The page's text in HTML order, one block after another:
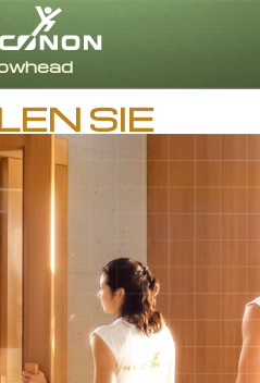
Deutsch
Griechisch
Hebräisch
Ungarisch
Italienisch
Japanisch
Niederländisch
Norwegisch
SIE